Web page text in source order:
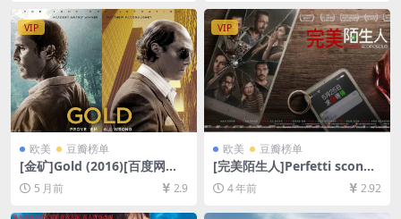
VIP
欧美 豆瓣榜单
[金矿]Gold (2016)[百度网盘
+夸克网盘1080P超清未删减
资源][网盘在线播放/下载][MP
4/7.4GB][中英字幕]
5 月前 2.9
VIP
欧美 豆瓣榜单
[完美陌生人]Perfetti sconos
ciuti (2016)[百度网盘+迅雷云
盘资源1080P超清未删减][MP
4/6.2GB][中文字幕]
4 年前 2.92